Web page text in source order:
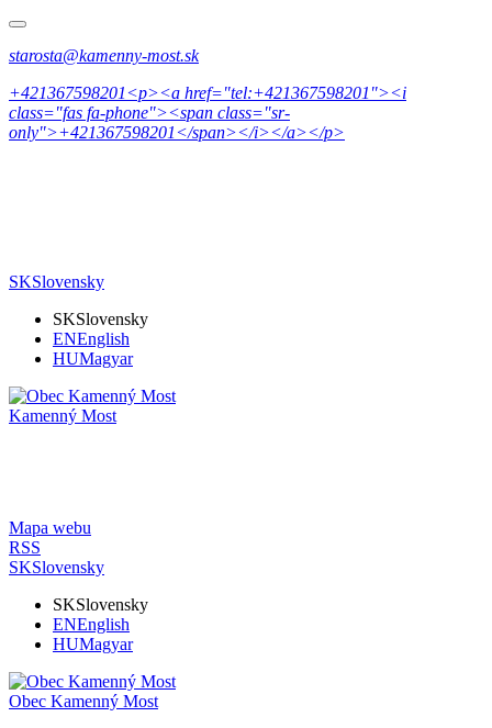
starosta@kamenny-most.sk
+421367598201<p><a href="tel:+421367598201"><i
class="fas fa-phone"><span class="sr-
only">+421367598201</span></i></a></p>
SKSlovensky
SKSlovensky
ENEnglish
HUMagyar
Kamenný Most
Mapa webu
RSS
SKSlovensky
SKSlovensky
ENEnglish
HUMagyar
Obec Kamenný Most